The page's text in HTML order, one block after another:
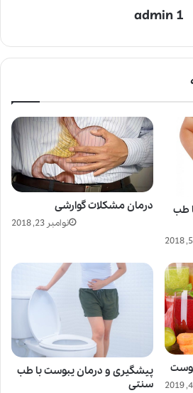
admin 1
درمان مشکلات گوارشی
نوامبر 23, 2018
طب
پیشگیری و درمان یبوست با طب
سنتی